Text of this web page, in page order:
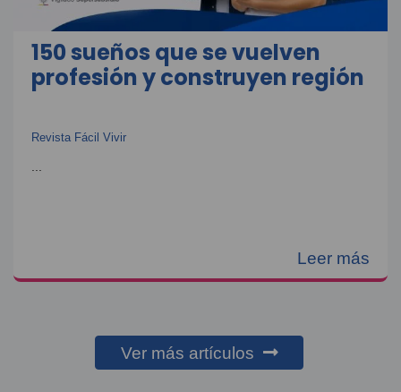
150 sueños que se vuelven
profesión y construyen región
Revista Fácil Vivir
Leer más
Ver más artículos